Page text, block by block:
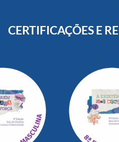
CERTIFICAÇÕES E